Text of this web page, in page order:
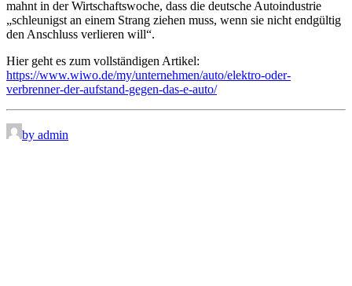
mahnt in der Wirtschaftswoche, dass die deutsche Autoindustrie
„schleunigst an einem Strang ziehen muss, wenn sie nicht endgültig
den Anschluss verlieren will“.
Hier geht es zum vollständigen Artikel:
https://www.wiwo.de/my/unternehmen/auto/elektro-oder-
verbrenner-der-aufstand-gegen-das-e-auto/
by admin